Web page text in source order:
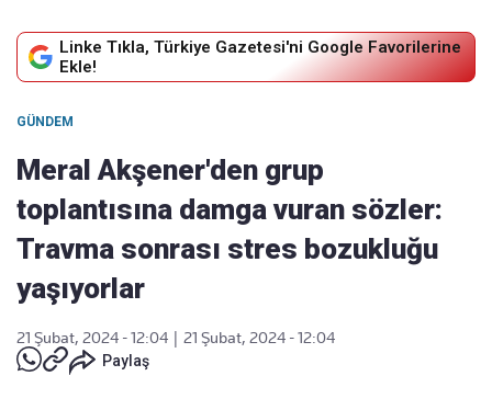
Linke Tıkla, Türkiye Gazetesi'ni Google Favorilerine
Ekle!
GÜNDEM
Meral Akşener'den grup
toplantısına damga vuran sözler:
Travma sonrası stres bozukluğu
yaşıyorlar
21 Şubat, 2024 - 12:04
21 Şubat, 2024 - 12:04
Paylaş